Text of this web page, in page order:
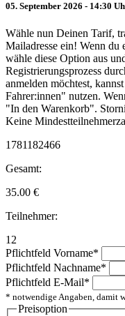
05. September 2026 - 14:30
Wähle nun Deinen Tarif,
Mailadresse ein! Wenn du
wähle diese Option aus
Registrierungsprozess
anmelden möchtest,
Fahrer:innen" nutzen.
"In den Warenkorb".
Keine
1781182466
Gesamt:
35.00 €
Teilnehmer:
12
Pflichtfeld Vorname*
Pflichtfeld Nachname*
Pflichtfeld E-Mail*
* notwendige Angaben, damit
Preisoption